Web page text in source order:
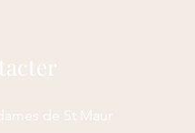
de St Maur